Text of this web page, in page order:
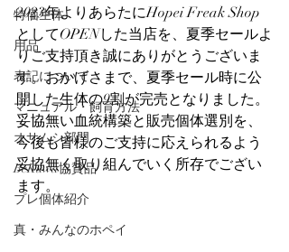
特価生体
用品
表記について
マニュアル・飼育方法
オサムシ部門
BeKuwa協賛品
プレ個体紹介
真・みんなのホペイ
2023年よりあらたにHopei Freak Shop
としてOPENした当店を、夏季セールよ
りご支持頂き誠にありがとうございま
す。おかげさまで、夏季セール時に公
開した生体の9割が完売となりました。
妥協無い血統構築と販売個体選別を、
今後も皆様のご支持に応えられるよう
妥協無く取り組んでいく所存でござい
ます。